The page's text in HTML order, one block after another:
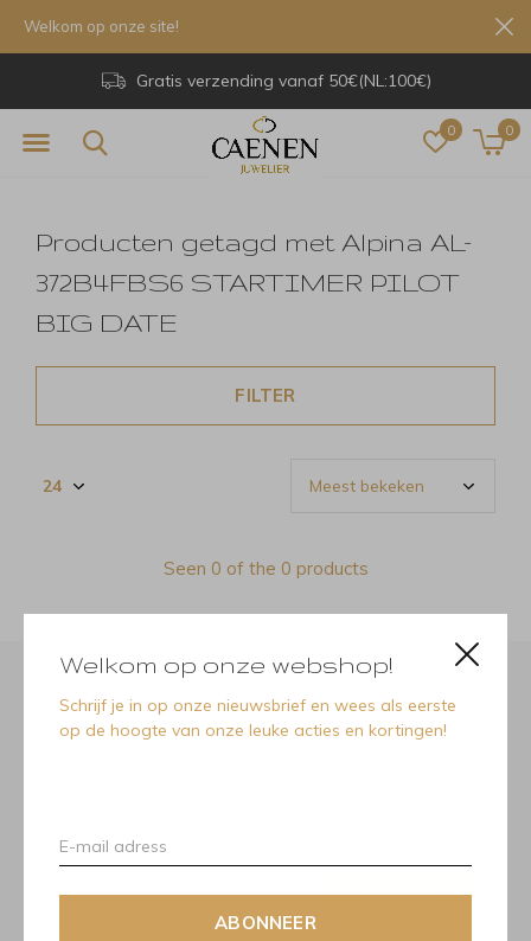
Welkom op onze webshop!
Schrijf je in op onze nieuwsbrief en wees als eerste
op de hoogte van onze leuke acties en kortingen!
ABONNEER
0 0
Gratis verzending vanaf 50€(NL:100€)
Welkom op onze site!
Producten getagd met Alpina AL-
372B4FBS6 STARTIMER PILOT
BIG DATE
FILTER
Seen 0 of the 0 products
Meld je aan voor onze
ABONNEER